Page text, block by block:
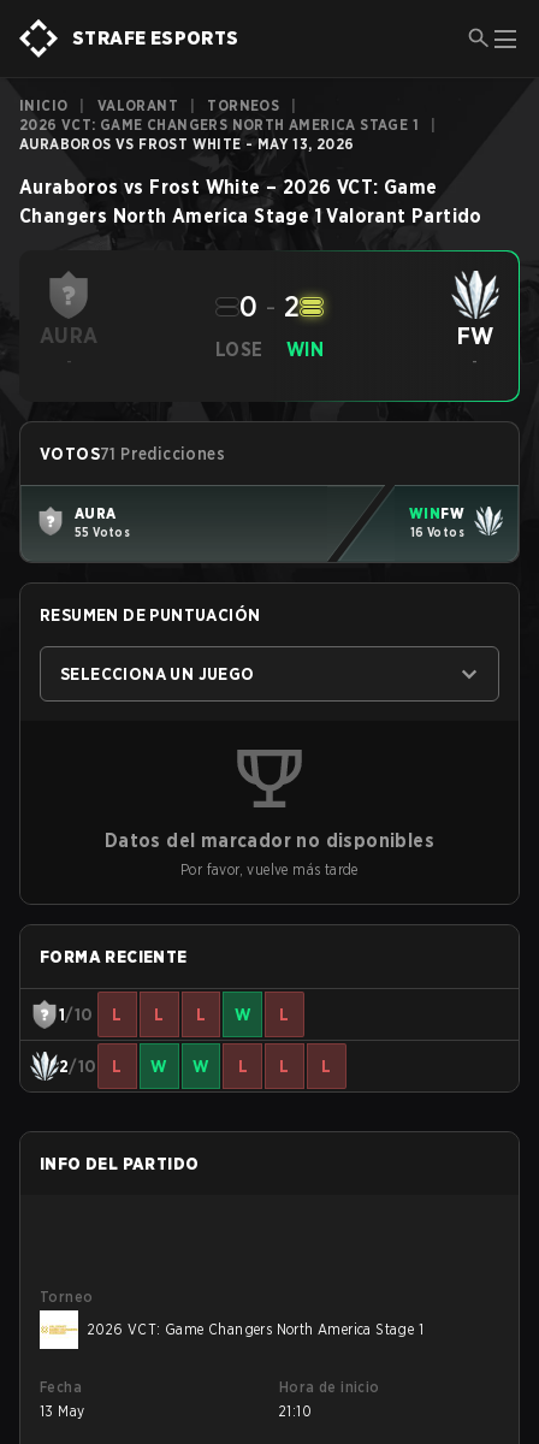
STRAFE ESPORTS
INICIO VALORANT TORNEOS
2026 VCT: GAME CHANGERS NORTH AMERICA STAGE 1
AURABOROS VS FROST WHITE - MAY 13, 2026
Auraboros vs Frost White – 2026 VCT: Game
Changers North America Stage 1 Valorant Partido
AURA
-
LOSE
0 - 2
WIN FW
-
VOTOS71 Predicciones
AURA
55 Votos
WINFW
16 Votos
RESUMEN DE PUNTUACIÓN
SELECCIONA UN JUEGO
Datos del marcador no disponibles
Por favor, vuelve más tarde
FORMA RECIENTE
1/10 L L L W L
2/10 L W W L L L
INFO DEL PARTIDO
Torneo
2026 VCT: Game Changers North America Stage 1
Fecha
13 May
Hora de inicio
21:10